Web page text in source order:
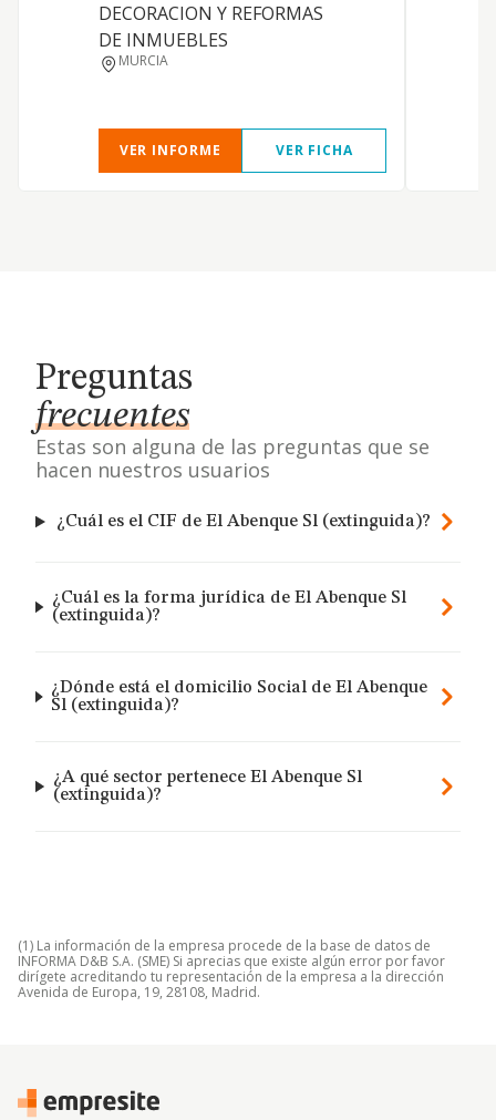
DECORACION Y REFORMAS
DE INMUEBLES
MURCIA
VER INFORME VER FICHA
Preguntas
frecuentes
Estas son alguna de las preguntas que se
hacen nuestros usuarios
¿Cuál es el CIF de El Abenque Sl (extinguida)?
¿Cuál es la forma jurídica de El Abenque Sl
(extinguida)?
¿Dónde está el domicilio Social de El Abenque
Sl (extinguida)?
¿A qué sector pertenece El Abenque Sl
(extinguida)?
(1) La información de la empresa procede de la base de datos de
INFORMA D&B S.A. (SME) Si aprecias que existe algún error por favor
dirígete acreditando tu representación de la empresa a la dirección
Avenida de Europa, 19, 28108, Madrid.